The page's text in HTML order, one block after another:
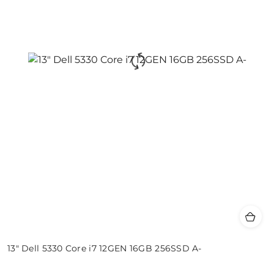
13" Dell 5330 Core i7 12GEN 16GB 256SSD A-